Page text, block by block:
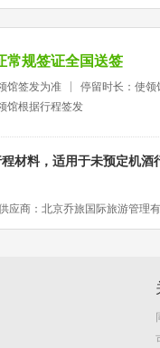
常规签证全国送签
馆签发为准
停留时长：使领
馆根据行程签发
材料，适用于未预定机酒
应商：北京乔旅国际旅游管理